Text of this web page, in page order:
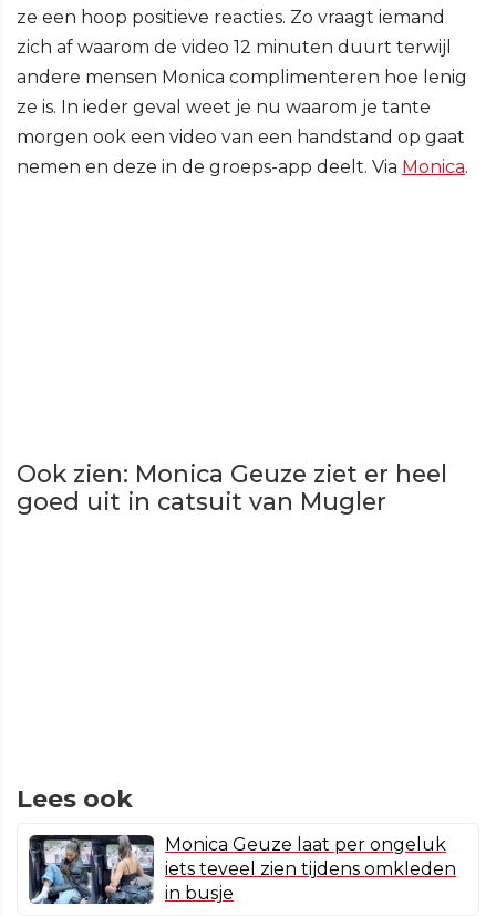
ze een hoop positieve reacties. Zo vraagt iemand
zich af waarom de video 12 minuten duurt terwijl
andere mensen Monica complimenteren hoe lenig
ze is. In ieder geval weet je nu waarom je tante
morgen ook een video van een handstand op gaat
nemen en deze in de groeps-app deelt. Via Monica.
Ook zien: Monica Geuze ziet er heel
goed uit in catsuit van Mugler
Lees ook
Monica Geuze laat per ongeluk
iets teveel zien tijdens omkleden
in busje